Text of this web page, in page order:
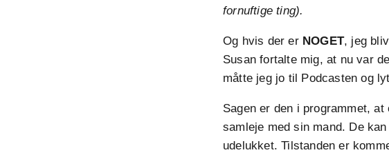
fornuftige ting).
Og hvis der er NOGET, jeg
Susan fortalte mig, at nu var
måtte jeg jo til Podcasten og
Sagen er den i programmet,
samleje med sin mand. De
udelukket. Tilstanden er